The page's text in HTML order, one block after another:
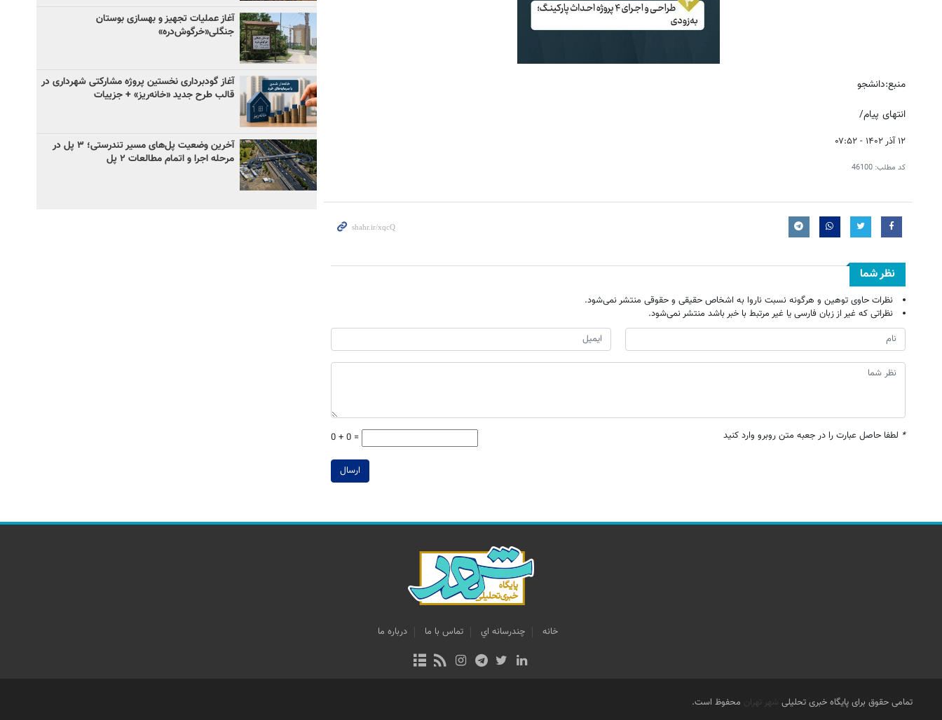
منبع:دانشجو
انتهای پیام/
۱۲ آذر ۱۴۰۲ - ۰۷:۵۲
کد مطلب: 46100
نظر شما
نظرات حاوی توهین و هرگونه نسبت ناروا به اشخاص حقیقی و حقوقی منتشر نمی‌شود.
نظراتی که غیر از زبان فارسی یا غیر مرتبط با خبر باشد منتشر نمی‌شود.
* لطفا حاصل عبارت را در جعبه متن روبرو وارد کنید 0 + 0 =
ارسال
آغاز عملیات تجهیز و بهسازی بوستان
جنگلی«خرگوش‌دره»
آغاز گودبرداری نخستین پروژه مشارکتی شهرداری در
قالب طرح جدید «خانه‌ریز» + جزییات
آخرین وضعیت پل‌های مسیر تندرستی؛ ۳ پل در
مرحله اجرا و اتمام مطالعات ۲ پل
خانه چندرسانه اي تماس با ما درباره ما
تمامی حقوق برای پایگاه خبری تحلیلی شهر تهران محفوظ است.